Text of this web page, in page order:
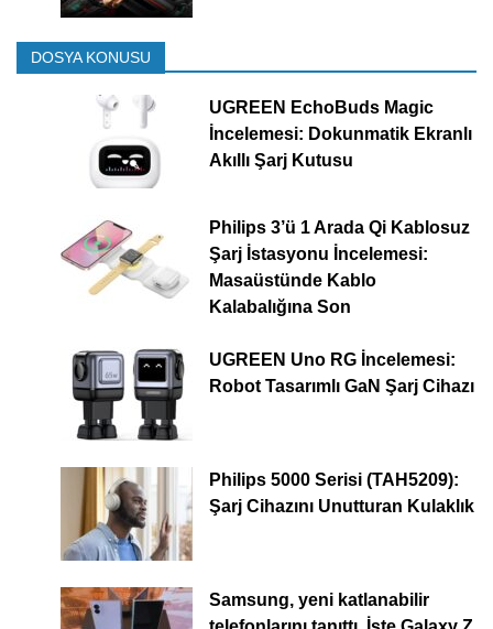
DOSYA KONUSU
UGREEN EchoBuds Magic
İncelemesi: Dokunmatik Ekranlı
Akıllı Şarj Kutusu
Philips 3’ü 1 Arada Qi Kablosuz
Şarj İstasyonu İncelemesi:
Masaüstünde Kablo
Kalabalığına Son
UGREEN Uno RG İncelemesi:
Robot Tasarımlı GaN Şarj Cihazı
Philips 5000 Serisi (TAH5209):
Şarj Cihazını Unutturan Kulaklık
Samsung, yeni katlanabilir